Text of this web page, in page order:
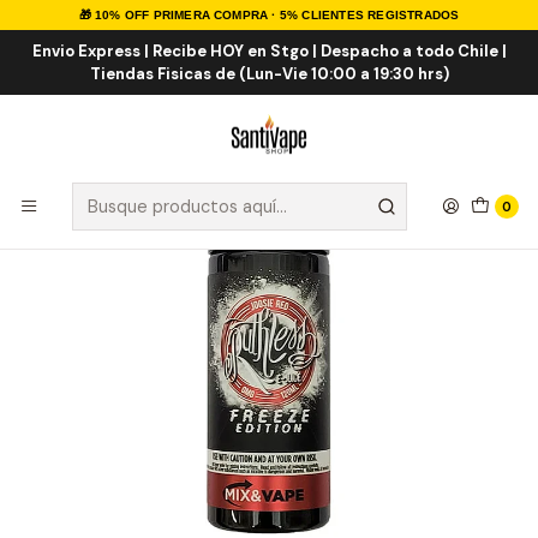
🎁 10% OFF PRIMERA COMPRA · 5% CLIENTES REGISTRADOS
Envio Express | Recibe HOY en Stgo | Despacho a todo Chile |
Tiendas Fisicas de (Lun-Vie 10:00 a 19:30 hrs)
0
Inicio E-LIQUID Frutal ICE Joosie Red Shortfill 100ml